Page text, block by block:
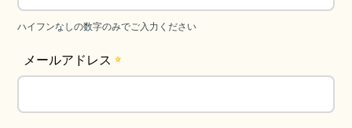
ハイフンなしの数字のみでご入力ください
メールアドレス